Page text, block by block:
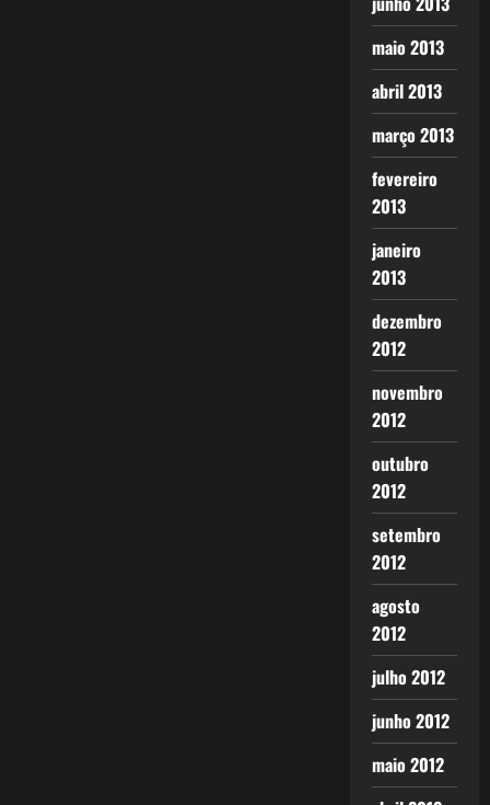
maio 2013
abril 2013
março 2013
fevereiro
2013
janeiro
2013
dezembro
2012
novembro
2012
outubro
2012
setembro
2012
agosto
2012
julho 2012
junho 2012
maio 2012